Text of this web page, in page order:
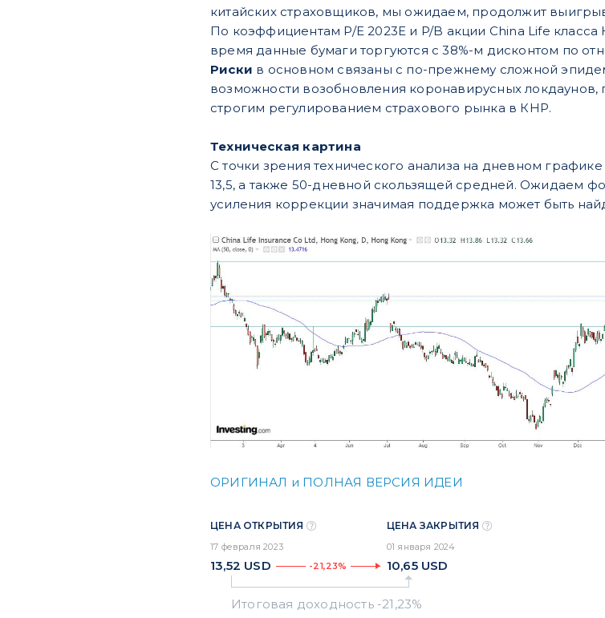
китайских страховщиков, мы ожидаем, продолжит
По коэффициентам P/E 2023Е и P/B акции China Life
время данные бумаги торгуются с 38%-м дисконтом по
Риски в основном связаны с по-прежнему сложной
возможности возобновления коронавирусных
строгим регулированием страхового рынка в КНР.
Техническая картина
С точки зрения технического анализа на дневном
13,5, а также 50-дневной скользящей средней. Ожидаем
усиления коррекции значимая поддержка может быть
ОРИГИНАЛ и ПОЛНАЯ ВЕРСИЯ ИДЕИ
ЦЕНА ОТКРЫТИЯ
17 февраля 2023
13,52 USD -21,23%
ЦЕНА ЗАКРЫТИЯ
01 января 2024
10,65 USD